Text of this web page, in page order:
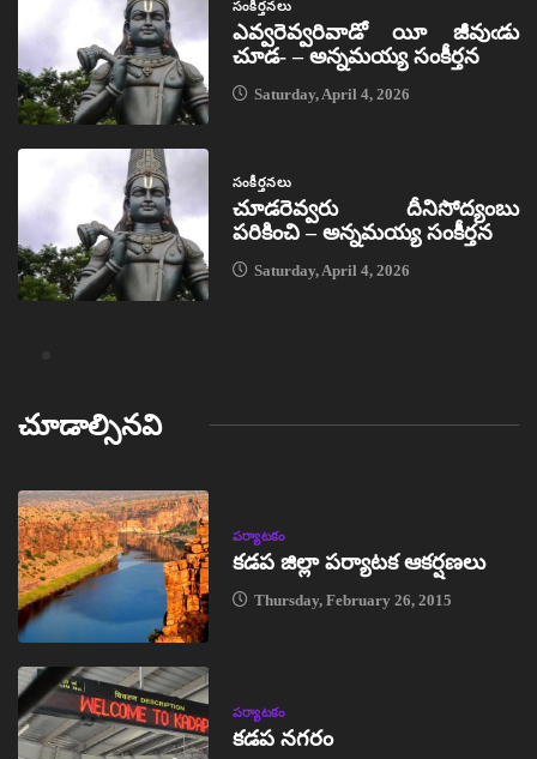
సంకీర్తనలు
ఎవ్వరెవ్వరివాడో యీ జీవుఁడు
చూడ- – అన్నమయ్య సంకీర్తన
Saturday, April 4, 2026
సంకీర్తనలు
చూడరెవ్వరు దీనిసోద్యంబు
పరికించి – అన్నమయ్య సంకీర్తన
Saturday, April 4, 2026
చూడాల్సినవి
పర్యాటకం
కడప జిల్లా పర్యాటక ఆకర్షణలు
Thursday, February 26, 2015
పర్యాటకం
కడప నగరం